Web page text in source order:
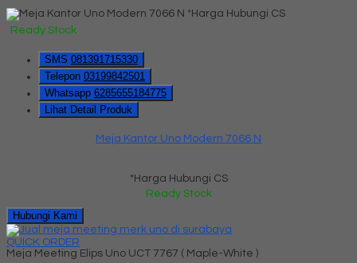
*Harga Hubungi CS
Ready Stock
SMS 081391715330
Telepon 03199842501
Whatsapp 6285655184775
Lihat Detail Produk
Meja Kantor Uno Modern 7066 N
*Harga Hubungi CS
Ready Stock
Hubungi Kami
QUICK ORDER
Meja Meeting Elips Uno UCT 7767 ( Maple-White )